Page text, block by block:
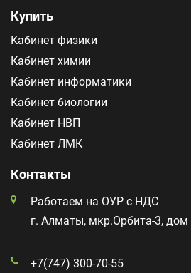
Купить
Кабинет физики
Кабинет химии
Кабинет информатики
Кабинет биологии
Кабинет НВП
Кабинет ЛМК
Контакты
Работаем на ОУР с НДС
г. Алматы, мкр.Орбита-3, дом
+7(747) 300-70-55